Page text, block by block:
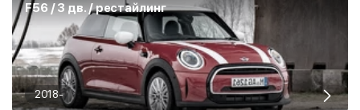
F56 / 3 дв. / рестайлинг
2018-